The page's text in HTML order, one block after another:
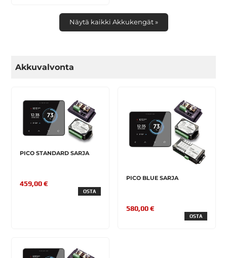
Näytä kaikki Akkukengät »
Akkuvalvonta
PICO STANDARD SARJA
459,00 €
OSTA
PICO BLUE SARJA
580,00 €
OSTA